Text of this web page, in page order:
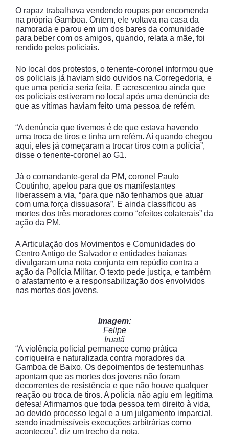
O rapaz trabalhava vendendo roupas por encomenda
na própria Gamboa. Ontem, ele voltava na casa da
namorada e parou em um dos bares da comunidade
para beber com os amigos, quando, relata a mãe, foi
rendido pelos policiais.
No local dos protestos, o tenente-coronel informou que
os policiais já haviam sido ouvidos na Corregedoria, e
que uma perícia seria feita. E acrescentou ainda que
os policiais estiveram no local após uma denúncia de
que as vítimas haviam feito uma pessoa de refém.
“A denúncia que tivemos é de que estava havendo
uma troca de tiros e tinha um refém. Aí quando chegou
aqui, eles já começaram a trocar tiros com a polícia”,
disse o tenente-coronel ao G1.
Já o comandante-geral da PM, coronel Paulo
Coutinho, apelou para que os manifestantes
liberassem a via, “para que não tenhamos que atuar
com uma força dissuasora”. E ainda classificou as
mortes dos três moradores como “efeitos colaterais” da
ação da PM.
A Articulação dos Movimentos e Comunidades do
Centro Antigo de Salvador e entidades baianas
divulgaram uma nota conjunta em repúdio contra a
ação da Polícia Militar. O texto pede justiça, e também
o afastamento e a responsabilização dos envolvidos
nas mortes dos jovens.
Imagem:
Felipe
Iruatã
“A violência policial permanece como prática
corriqueira e naturalizada contra moradores da
Gamboa de Baixo. Os depoimentos de testemunhas
apontam que as mortes dos jovens não foram
decorrentes de resistência e que não houve qualquer
reação ou troca de tiros. A polícia não agiu em legítima
defesa! Afirmamos que toda pessoa tem direito à vida,
ao devido processo legal e a um julgamento imparcial,
sendo inadmissíveis execuções arbitrárias como
aconteceu”, diz um trecho da nota.